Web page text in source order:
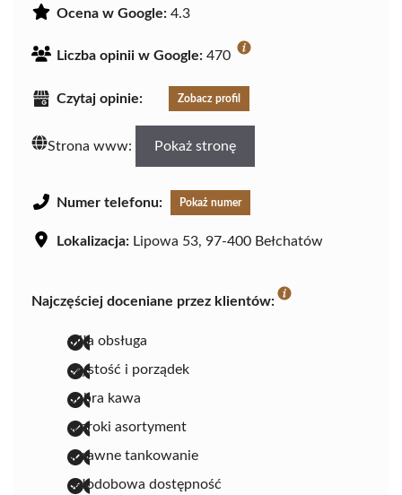
Ocena w Google: 4.3
Liczba opinii w Google: 470
Czytaj opinie: Zobacz profil
Strona www: Pokaż stronę
Numer telefonu: Pokaż numer
Lokalizacja: Lipowa 53, 97-400 Bełchatów
Najczęściej doceniane przez klientów:
miła obsługa
czystość i porządek
dobra kawa
szeroki asortyment
sprawne tankowanie
całodobowa dostępność